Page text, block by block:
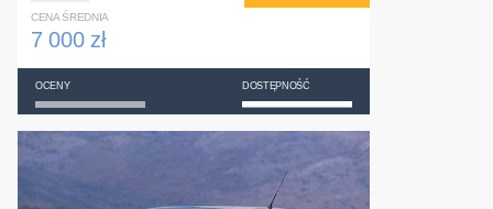
CENA ŚREDNIA
7 000 zł
OCENY DOSTĘPNOŚĆ